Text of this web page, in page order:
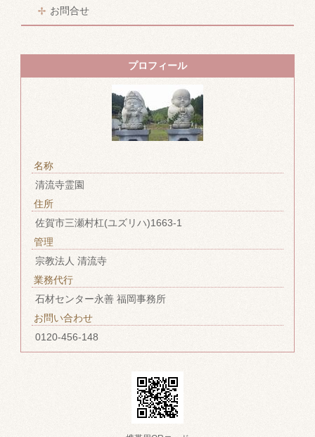
お問合せ
プロフィール
名称
清流寺霊園
住所
佐賀市三瀬村杠(ユズリハ)1663-1
管理
宗教法人 清流寺
業務代行
石材センター永善 福岡事務所
お問い合わせ
0120-456-148